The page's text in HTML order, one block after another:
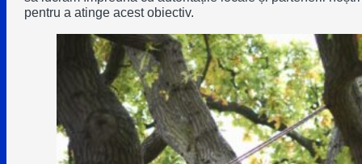
pentru a atinge acest obiectiv.